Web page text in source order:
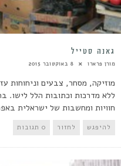
גאנה סטייל
מורן פרארו 8 באוקטובר 2015
מוזיקה, מסחר, צבעים וניחוחות
ללא מדרכות וכתובות הלל לישו.
חוויות ומחשבות של ישראלית
להיפגש לחזור 0 תגובות